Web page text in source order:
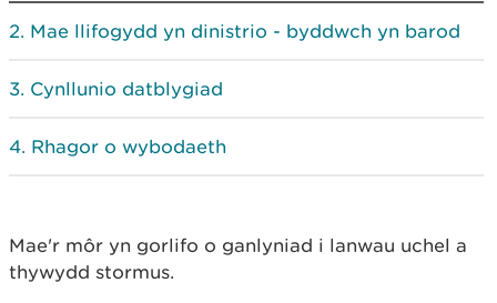
Mae llifogydd yn dinistrio - byddwch yn barod
Cynllunio datblygiad
Rhagor o wybodaeth
Mae'r môr yn gorlifo o ganlyniad i lanwau uchel a
thywydd stormus.